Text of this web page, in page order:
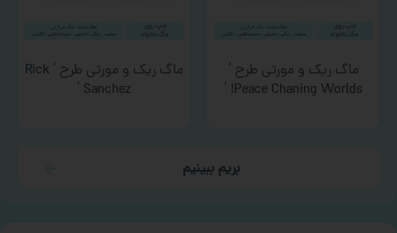
ماگ ریک و مورتی طرح ‘
Peace Chaning Worlds! ‘
ماگ ریک و مورتی طرح ‘ Rick
Sanchez ‘
بریم ببینیم